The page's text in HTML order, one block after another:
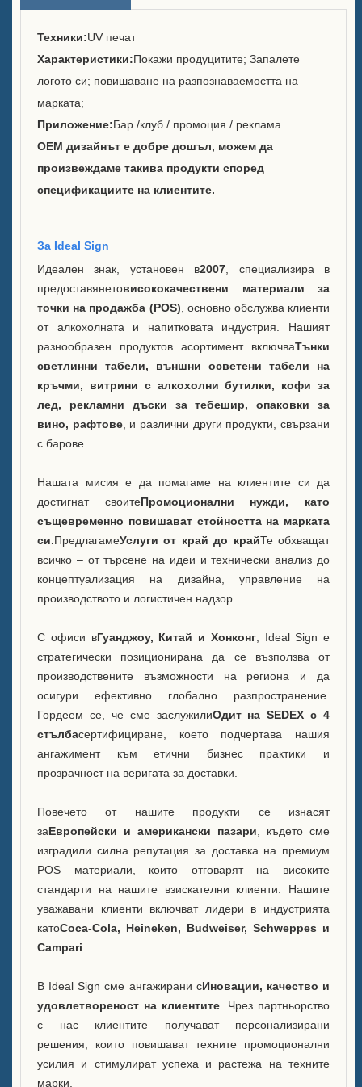
Устойчивост
Каталог
Случай
на корпус D X
Охладител за лед за
търкаляне на корпус C
Кутия B LED кофа за лед
Витрина с бутилка с алкохол
А
Новини
Свържете се с нас
Техники:UV печат
Характеристики:Покажи продуцитите; Запалете
логото си; повишаване на разпознаваемостта на
марката;
Приложение:Бар /клуб / промоция / реклама
OEM дизайнът е добре дошъл, можем да
произвеждаме такива продукти според
спецификациите на клиентите.
За Ideal Sign
Идеален знак, установен в2007 , специализира в
предоставянетовисококачествени материали за
точки на продажба (POS) , основно обслужва клиенти
от алкохолната и напитковата индустрия. Нашият
разнообразен продуктов асортимент включваТънки
светлинни табели, външни осветени табели на
кръчми, витрини с алкохолни бутилки, кофи за
лед, рекламни дъски за тебешир, опаковки за
вино, рафтове, и различни други продукти, свързани
с барове.
Нашата мисия е да помагаме на клиентите си да
достигнат своитеПромоционални нужди, като
същевременно повишават стойността на марката
си.ПредлагамеУслуги от край до крайТе обхващат
всичко – от търсене на идеи и технически анализ до
концептуализация на дизайна, управление на
производството и логистичен надзор.
С офиси вГуанджоу, Китай и Хонконг, Ideal Sign е
стратегически позиционирана да се възползва от
производствените възможности на региона и да
осигури ефективно глобално разпространение.
Гордеем се, че сме заслужилиОдит на SEDEX с 4
стълбасертифициране, което подчертава нашия
ангажимент към етични бизнес практики и
прозрачност на веригата за доставки.
Повечето от нашите продукти се изнасят
заЕвропейски и американски пазари , където сме
изградили силна репутация за доставка на премиум
POS материали, които отговарят на високите
стандарти на нашите взискателни клиенти. Нашите
уважавани клиенти включват лидери в индустрията
катоCoca-Cola, Heineken, Budweiser, Schweppes и
Campari
В Ideal Sign сме ангажирани сИновации, качество и
удовлетвореност на клиентите . Чрез партньорство
с нас клиентите получават персонализирани
решения, които повишават техните промоционални
усилия и стимулират успеха и растежа на техните
марки.